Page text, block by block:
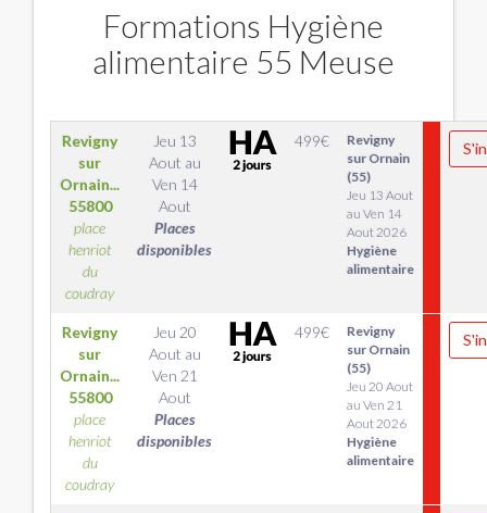
Formations Hygiène
alimentaire 55 Meuse
Revigny
sur
Ornain...
55800
place
henriot
du
coudray
Jeu 13
Aout au
Ven 14
Aout
Places
disponibles
499€
Revigny
sur Ornain
(55)
Jeu 13 Aout
au Ven 14
Aout 2026
Hygiène
alimentaire
Revigny
sur
Ornain...
55800
place
henriot
du
coudray
Jeu 20
Aout au
Ven 21
Aout
Places
disponibles
499€
Revigny
sur Ornain
(55)
Jeu 20 Aout
au Ven 21
Aout 2026
Hygiène
alimentaire